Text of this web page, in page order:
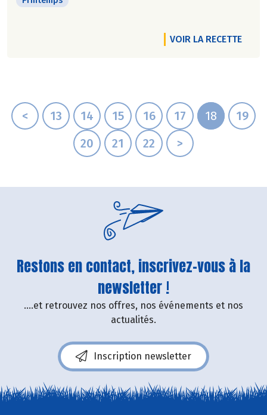
VOIR LA RECETTE
< 13 14 15 16 17 18
19
20
21 22 >
Restons en contact, inscrivez-vous à la
newsletter !
....et retrouvez nos offres, nos événements et nos
actualités.
Inscription newsletter